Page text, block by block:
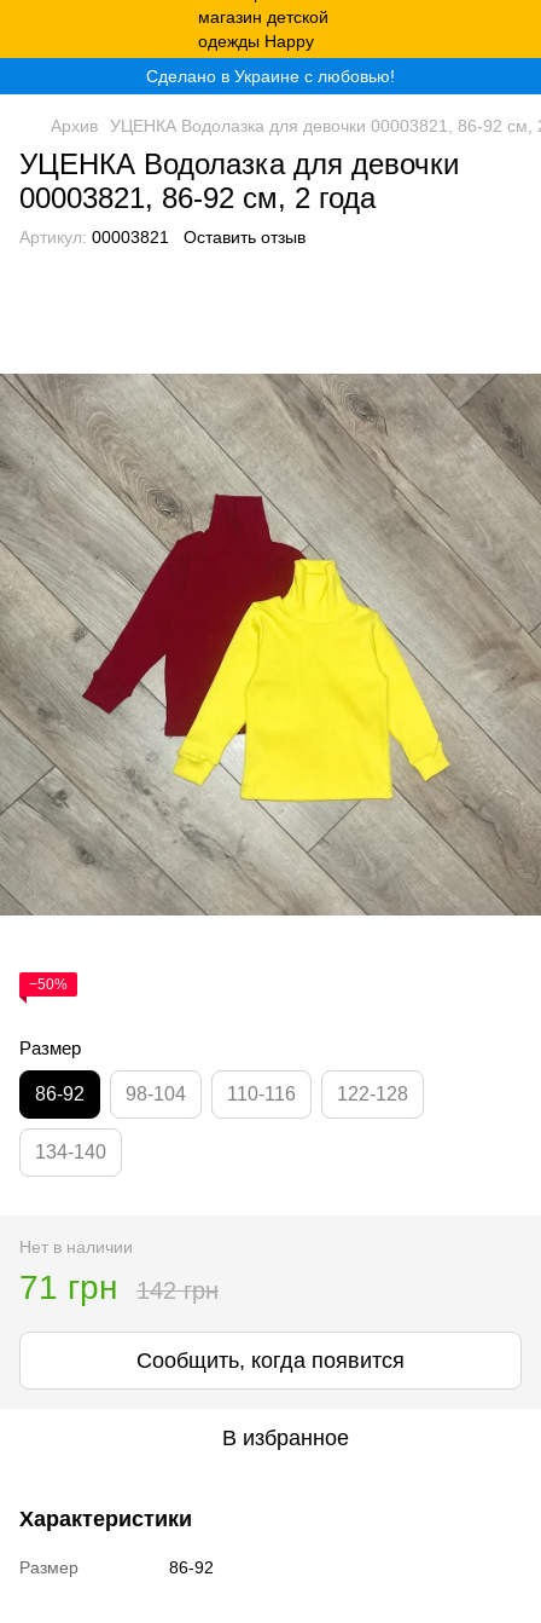
Сделано в Украине с любовью!
Архив УЦЕНКА Водолазка для девочки 00003821, 86-92 см,
УЦЕНКА Водолазка для девочки
00003821, 86-92 см, 2 года
Артикул: 00003821 Оставить отзыв
−50%
Размер
86-92 98-104 110-116 122-128
134-140
Нет в наличии
71 грн 142 грн
Сообщить, когда появится
В избранное
Характеристики
Размер 86-92